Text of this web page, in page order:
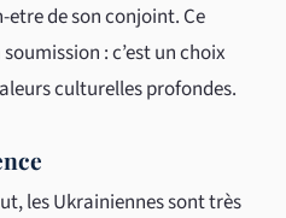
de son conjoint. Ce
: c’est un choix
culturelles profondes.
les Ukrainiennes sont très